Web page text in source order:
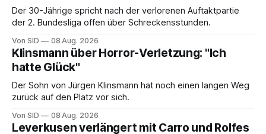
Der 30-Jährige spricht nach der verlorenen Auftaktpartie
der 2. Bundesliga offen über Schreckensstunden.
Von SID 08 Aug. 2026
Klinsmann über Horror-Verletzung: "Ich
hatte Glück"
Der Sohn von Jürgen Klinsmann hat noch einen langen Weg
zurück auf den Platz vor sich.
Von SID 08 Aug. 2026
Leverkusen verlängert mit Carro und Rolfes